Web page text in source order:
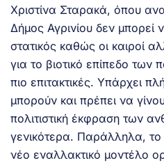
Χριστίνα Σταρακά, όπου
Δήμος Αγρινίου δεν μπορεί
στατικός καθώς οι καιροί
για το βιοτικό επίπεδο των
πιο επιτακτικές. Υπάρχει
μπορούν και πρέπει να
πολιτιστική έκφραση των
γενικότερα. Παράλληλα, το
νέο εναλλακτικό μοντέλο